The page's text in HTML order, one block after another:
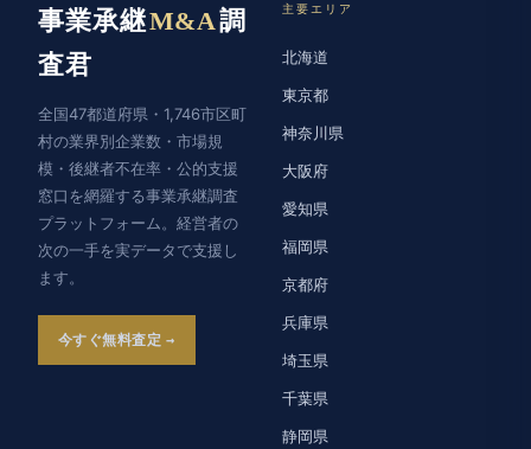
事業承継M&A調
査君
全国47都道府県・1,746市区町
村の業界別企業数・市場規
模・後継者不在率・公的支援
窓口を網羅する事業承継調査
プラットフォーム。経営者の
次の一手を実データで支援し
ます。
今すぐ無料査定
主要エリア
北海道
東京都
神奈川県
大阪府
愛知県
福岡県
京都府
兵庫県
埼玉県
千葉県
静岡県